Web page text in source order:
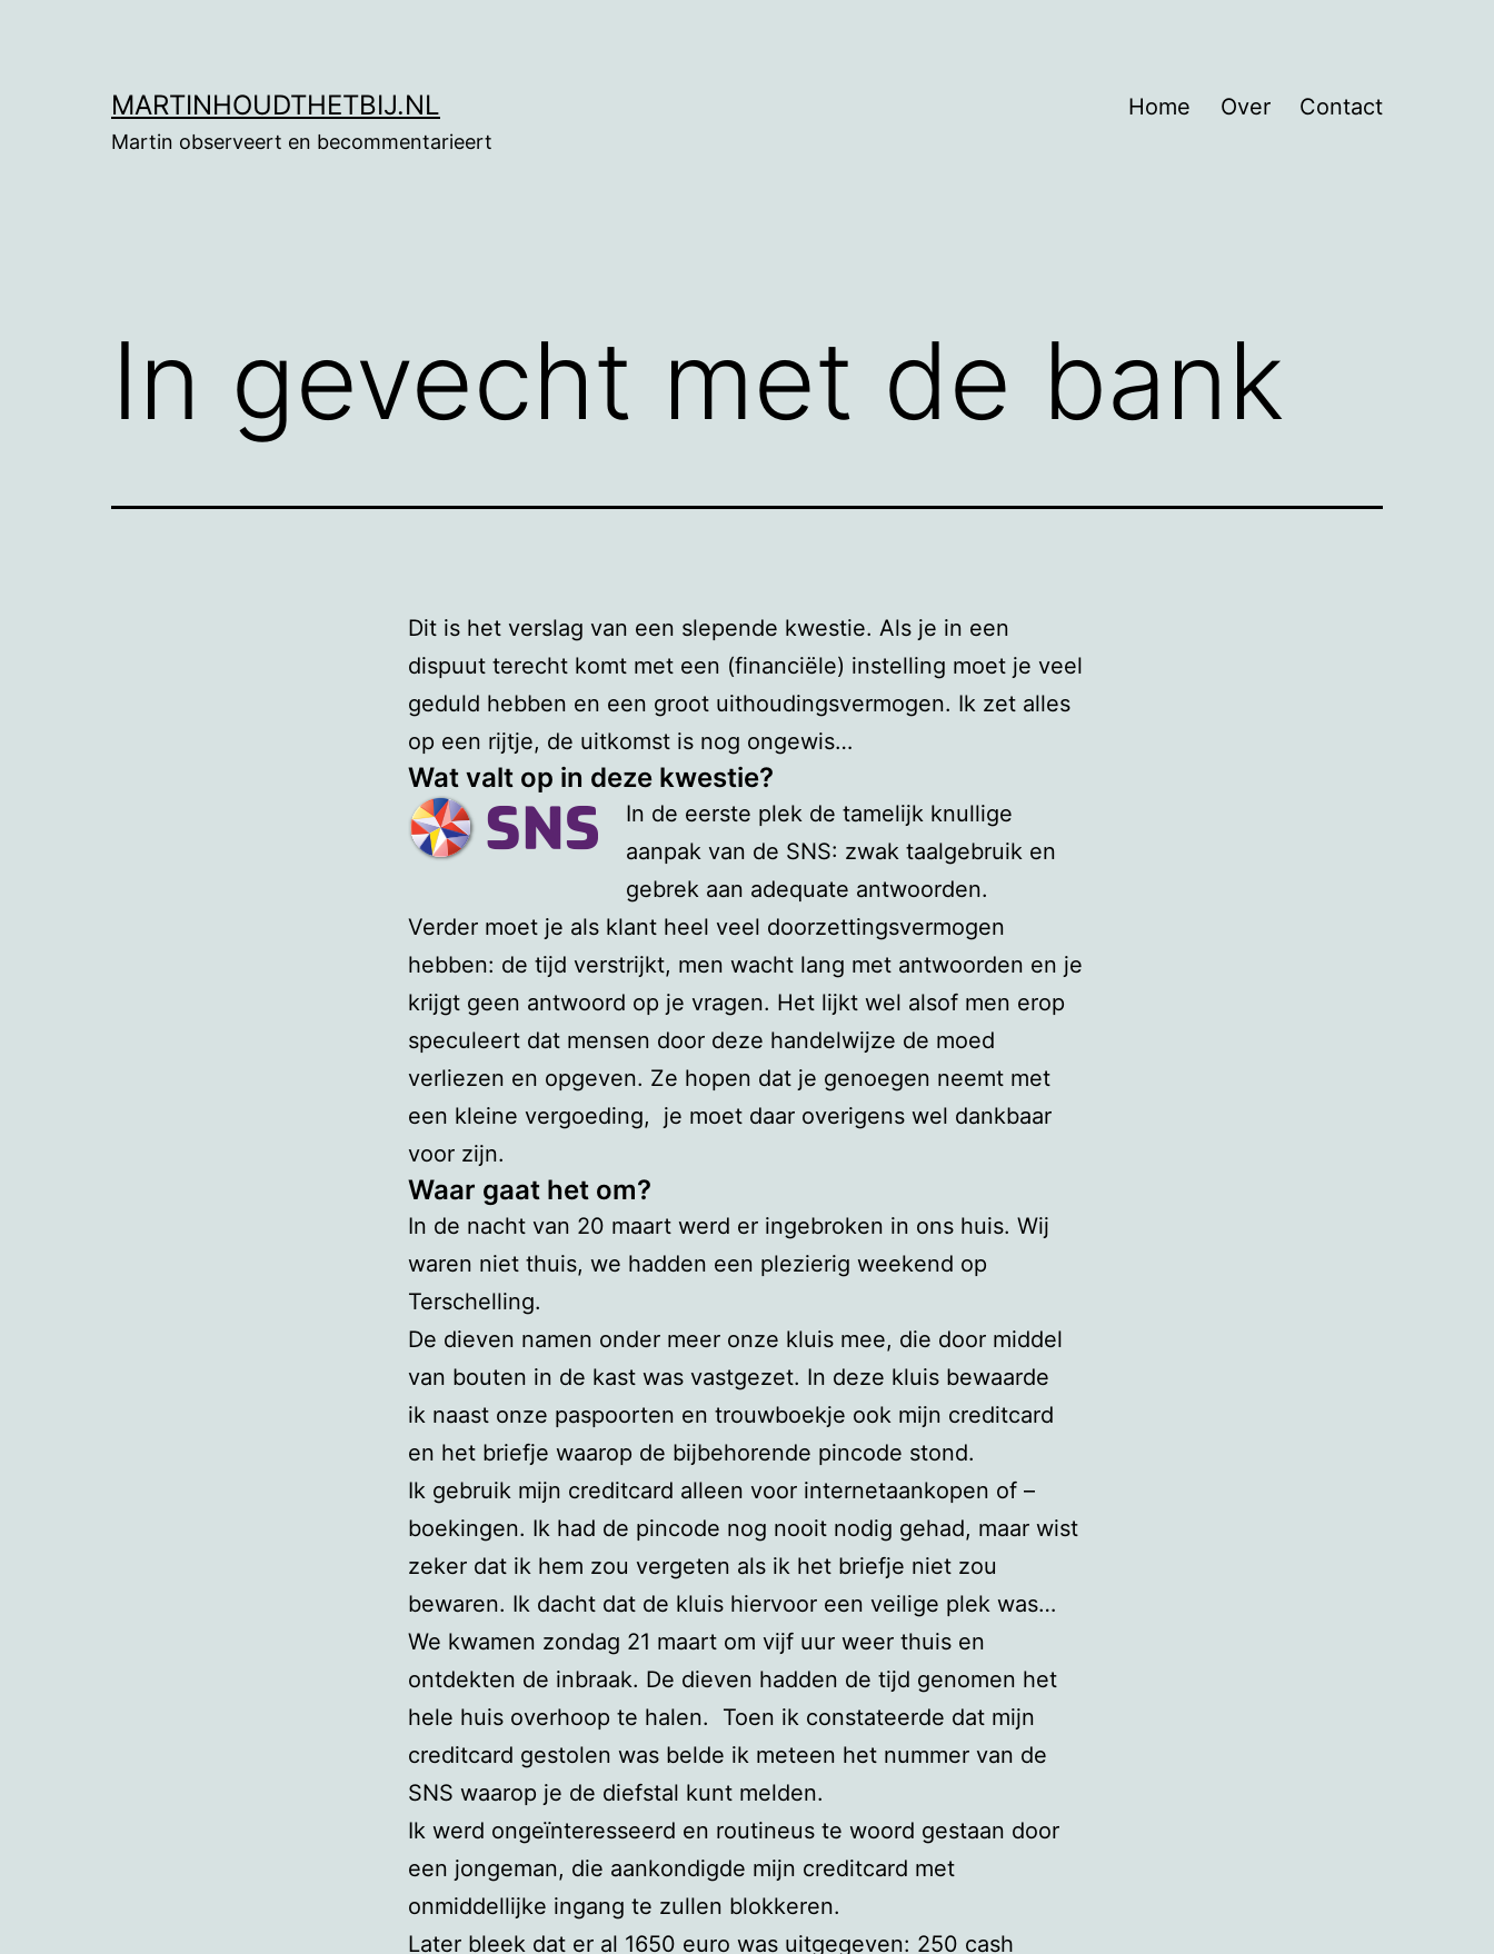
MARTINHOUDTHETBIJ.NL
Martin observeert en becommentarieert
Home Over Contact
In gevecht met de bank
Dit is het verslag van een slepende kwestie. Als je in een
dispuut terecht komt met een (financiële) instelling moet je veel
geduld hebben en een groot uithoudingsvermogen. Ik zet alles
op een rijtje, de uitkomst is nog ongewis…
Wat valt op in deze kwestie?
In de eerste plek de tamelijk knullige
aanpak van de SNS: zwak taalgebruik en
gebrek aan adequate antwoorden.
Verder moet je als klant heel veel doorzettingsvermogen
hebben: de tijd verstrijkt, men wacht lang met antwoorden en je
krijgt geen antwoord op je vragen. Het lijkt wel alsof men erop
speculeert dat mensen door deze handelwijze de moed
verliezen en opgeven. Ze hopen dat je genoegen neemt met
een kleine vergoeding, je moet daar overigens wel dankbaar
voor zijn.
Waar gaat het om?
In de nacht van 20 maart werd er ingebroken in ons huis. Wij
waren niet thuis, we hadden een plezierig weekend op
Terschelling.
De dieven namen onder meer onze kluis mee, die door middel
van bouten in de kast was vastgezet. In deze kluis bewaarde
ik naast onze paspoorten en trouwboekje ook mijn creditcard
en het briefje waarop de bijbehorende pincode stond.
Ik gebruik mijn creditcard alleen voor internetaankopen of –
boekingen. Ik had de pincode nog nooit nodig gehad, maar wist
zeker dat ik hem zou vergeten als ik het briefje niet zou
bewaren. Ik dacht dat de kluis hiervoor een veilige plek was…
We kwamen zondag 21 maart om vijf uur weer thuis en
ontdekten de inbraak. De dieven hadden de tijd genomen het
hele huis overhoop te halen. Toen ik constateerde dat mijn
creditcard gestolen was belde ik meteen het nummer van de
SNS waarop je de diefstal kunt melden.
Ik werd ongeïnteresseerd en routineus te woord gestaan door
een jongeman, die aankondigde mijn creditcard met
onmiddellijke ingang te zullen blokkeren.
Later bleek dat er al 1650 euro was uitgegeven: 250 cash